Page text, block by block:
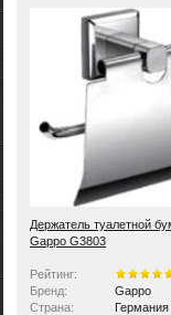
Держатель туалетной
Gappo G3803
Рейтинг:
Бренд:
Gappo
Страна:
Германия